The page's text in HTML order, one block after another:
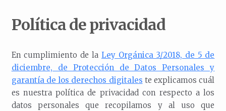
Política de privacidad
En cumplimiento de laLey Orgánica 3/2018, de 5 de
diciembre, de Protección de Datos Personales y
garantía de los derechos digitales te explicamos cuál
es nuestra política de privacidad con respecto a los
datos personales que recopilamos y al uso que